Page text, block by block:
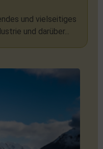
und vielseitiges
und darüber...